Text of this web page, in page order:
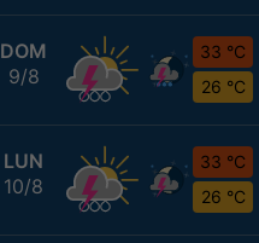
DOM
9/8
33 °C
26 °C
LUN
10/8
33 °C
26 °C